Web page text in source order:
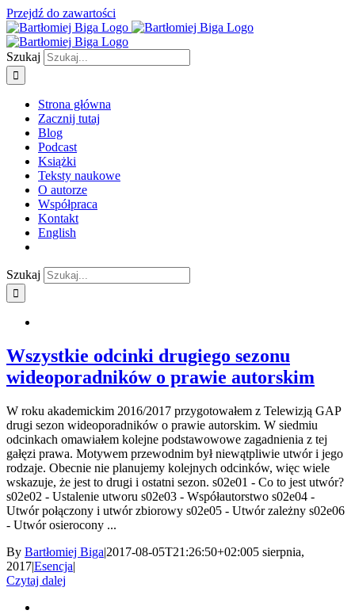
Przejdź do zawartości
Szukaj
Strona główna
Zacznij tutaj
Blog
Podcast
Książki
Teksty naukowe
O autorze
Współpraca
Kontakt
English
Szukaj
Wszystkie odcinki drugiego sezonu
wideoporadników o prawie autorskim
W roku akademickim 2016/2017 przygotowałem z Telewizją GAP
drugi sezon wideoporadników o prawie autorskim. W siedmiu
odcinkach omawiałem kolejne podstawowowe zagadnienia z tej
gałęzi prawa. Motywem przewodnim był niewątpliwie utwór i jego
rodzaje. Obecnie nie planujemy kolejnych odcinków, więc wiele
wskazuje, że jest to drugi i ostatni sezon. s02e01 - Co to jest utwór?
s02e02 - Ustalenie utworu s02e03 - Współautorstwo s02e04 -
Utwór połączony i utwór zbiorowy s02e05 - Utwór zależny s02e06
- Utwór osierocony ...
By Bartłomiej Biga|2017-08-05T21:26:50+02:005 sierpnia,
2017|Esencja|
Czytaj dalej